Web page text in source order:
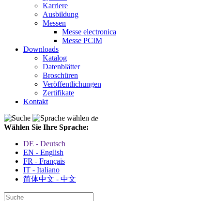
Karriere
Ausbildung
Messen
Messe electronica
Messe PCIM
Downloads
Katalog
Datenblätter
Broschüren
Veröffentlichungen
Zertifikate
Kontakt
de
Wählen Sie Ihre Sprache:
DE - Deutsch
EN - English
FR - Français
IT - Italiano
简体中文 - 中文